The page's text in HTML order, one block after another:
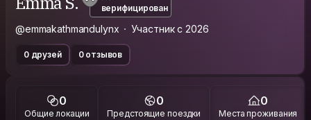
верифицирован
@emmakathmandulynx Участник с 2026
0 друзей 0 отзывов
0
Общие локации
0
Предстоящие поездки
0
Места проживания